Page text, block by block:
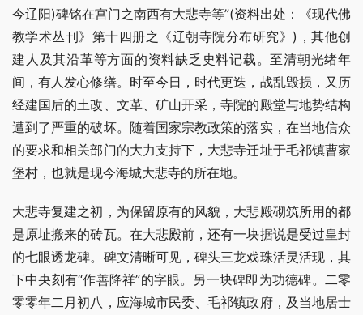
今辽阳)碑铭在宫门之南西有大悲寺等”(资料出处：《现代佛
教学术丛刊》第十四册之《辽朝寺院分布研究》)，其他创
建人及其沿革等方面的资料缺乏史料记载。至清朝光绪年
间，有人发心修缮。时至今日，时代更迭，战乱毁损，又历
经建国后的土改、文革、矿山开采，寺院的殿堂与地势结构
遭到了严重的破坏。随着国家宗教政策的落实，在当地信众
的要求和相关部门的大力支持下，大悲寺迁址于毛祁镇曹家
堡村，也就是现今海城大悲寺的所在地。
大悲寺复建之初，为保留原有的风貌，大悲殿砌筑所用的都
是原址搬来的砖瓦。在大悲殿前，还有一块据说是受过皇封
的七眼透龙碑。碑文清晰可见，碑头三龙戏珠活灵活现，其
下中央刻有“作善降祥”的字眼。另一块碑即为功德碑。二零
零零年二月初八，应海城市民委、毛祁镇政府，及当地居士